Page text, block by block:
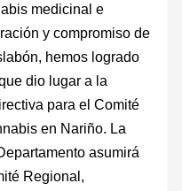
medicinal e
y compromiso de
hemos logrado
dio lugar a la
para el Comité
en Nariño. La
asumirá
Regional,